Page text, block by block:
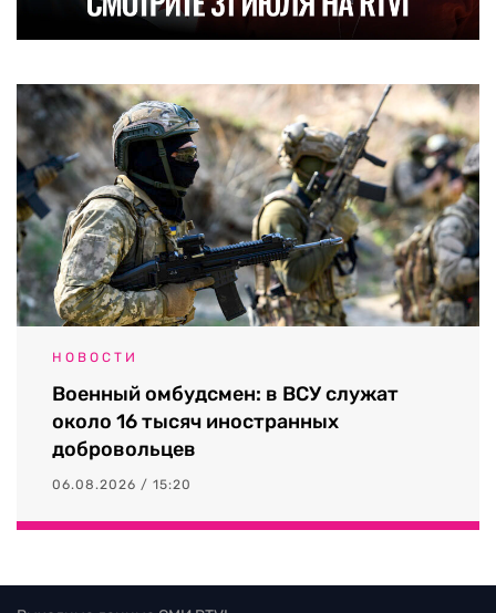
НОВОСТИ
Военный омбудсмен: в ВСУ служат
около 16 тысяч иностранных
добровольцев
06.08.2026 / 15:20